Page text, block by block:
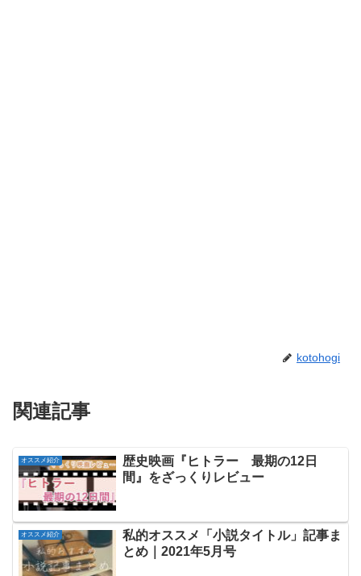
kotohogi
関連記事
オススメ紹介
歴史映画『ヒトラー 最期の12日
間』をざっくりレビュー
オススメ紹介
私的オススメ「小説タイトル」記事ま
とめ｜2021年5月号